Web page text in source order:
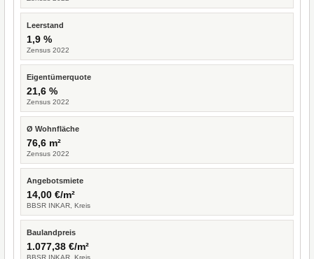
Leerstand
1,9 %
Zensus 2022
Eigentümerquote
21,6 %
Zensus 2022
Ø Wohnfläche
76,6 m²
Zensus 2022
Angebotsmiete
14,00 €/m²
BBSR INKAR, Kreis
Baulandpreis
1.077,38 €/m²
BBSR INKAR, Kreis